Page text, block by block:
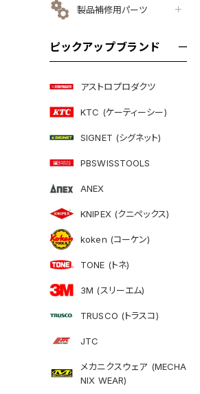
製品補修用パーツ
ピックアップブランド
アストロプロダクツ
KTC (ケーティーシー)
SIGNET (シグネット)
PBSWISSTOOLS
ANEX
KNIPEX (クニペックス)
koken (コーケン)
TONE (トネ)
3M (スリーエム)
TRUSCO (トラスコ)
JTC
メカニクスウェア (MECHA
NIX WEAR)